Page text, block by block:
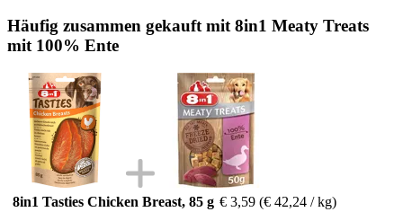
Häufig zusammen gekauft mit 8in1 Meaty Treats
mit 100% Ente
8in1 Tasties Chicken Breast, 85 g € 3,59 (€ 42,24 / kg)